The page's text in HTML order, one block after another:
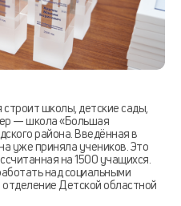
школы, детские сады,
— школа «Большая
района. Введённая в
уже приняла учеников. Это
на 1500 учащихся.
над социальными
Детской областной